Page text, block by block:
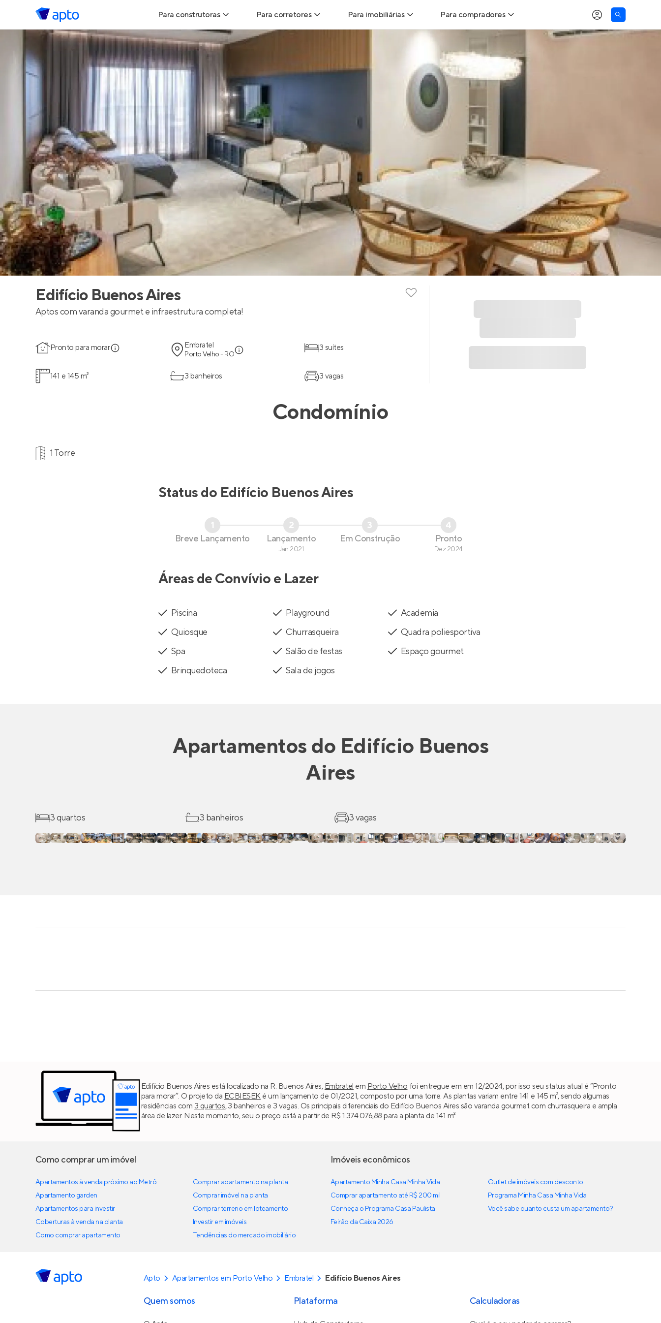
Para construtoras
Geração de Leads
Geração de Visitas
Geração de Vendas
Maiores Construtoras
Parcerias Imobiliárias
Anunciar Imóveis
Para corretores
Corretor+
Hub de Corretores
Perfil Verificado
Anunciar imóveis
Para imobiliárias
Hub de imobiliárias
Anunciar imóveis
Para compradores
Calcule seu Poder de Compra
Correção do INCC
Simulador de Financiamento
Encontre um corretor
Edifício Buenos Aires
Aptos com varanda gourmet e infraestrutura completa!
Pronto para morar Embratel
Porto Velho - RO
3 suítes
141 e 145 m² 3 banheiros 3 vagas
Condomínio
1 Torre
Status do Edifício Buenos Aires
1
Breve Lançamento
2
Lançamento
Jan 2021
3
Em Construção
4
Pronto
Dez 2024
Áreas de Convívio e Lazer
Piscina Playground
Academia
Quiosque
Churrasqueira
Quadra poliesportiva
Spa
Salão de festas
Espaço gourmet
Brinquedoteca
Sala de jogos
Apartamentos do Edifício Buenos
Aires
3 quartos 3 banheiros 3 vagas
Edifício Buenos Aires está localizado na R. Buenos Aíres, Embratel em Porto Velho foi entregue em em 12/2024, por isso seu status atual é “Pronto
para morar”. O projeto da ECBIESEKé um lançamento de 01/2021, composto por uma torre. As plantas variam entre 141 e 145 m², sendo algumas
residências com 3 quartos, 3 banheiros e 3 vagas. Os principais diferenciais do Edifício Buenos Aires são varanda gourmet com churrasqueira e ampla
área de lazer. Neste momento, seu o preço está a partir de R$ 1.374.076,88 para a planta de 141 m².
Como comprar um imóvel
Apartamentos à venda próximo ao Metrô
Apartamento garden
Apartamentos para investir
Coberturas à venda na planta
Como comprar apartamento
Comprar apartamento na planta
Comprar imóvel na planta
Comprar terreno em loteamento
Investir em imóveis
Tendências do mercado imobiliário
Imóveis econômicos
Apartamento Minha Casa Minha Vida
Comprar apartamento até R$ 200 mil
Conheça o Programa Casa Paulista
Feirão da Caixa 2026
Outlet de imóveis com desconto
Programa Minha Casa Minha Vida
Você sabe quanto custa um apartamento?
Apto Apartamentos em Porto Velho Embratel Edifício Buenos Aires
Quem somos Plataforma Calculadoras